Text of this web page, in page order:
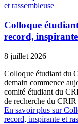
Colloque
record,
8 juillet 2026
Colloque étudiant du
demain commence
comité étudiant du
de recherche du
En savoir plus sur
record, inspirante et